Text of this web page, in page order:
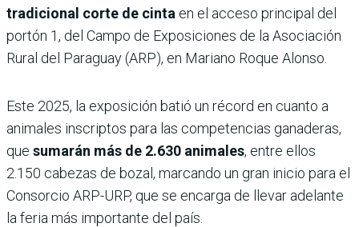
tradicional corte de cinta en el acceso principal del
portón 1, del Campo de Exposiciones de la Asociación
Rural del Paraguay (ARP), en Mariano Roque Alonso.
Este 2025, la exposición batió un récord en cuanto a
animales inscriptos para las competencias ganaderas,
que sumarán más de 2.630 animales, entre ellos
2.150 cabezas de bozal, marcando un gran inicio para el
Consorcio ARP-URP, que se encarga de llevar adelante
la feria más importante del país.